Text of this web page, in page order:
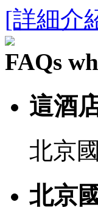
[詳細介
FAQs
這酒
北京
北京